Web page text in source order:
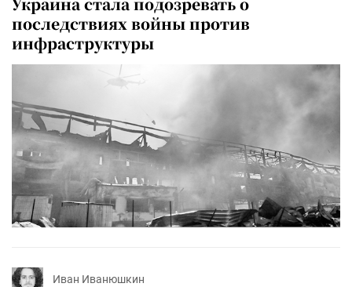
последствиях войны против
инфраструктуры
Иван Иванюшкин